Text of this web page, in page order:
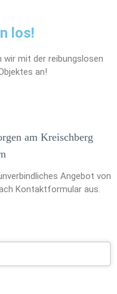
los!
wir mit der reibungslosen
an!
am Kreischberg
Angebot von
Kontaktformular aus.